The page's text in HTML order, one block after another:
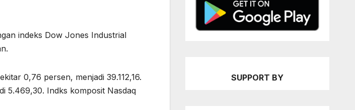
indeks Dow Jones Industrial
0,76 persen, menjadi 39.112,16.
5.469,30. Indks komposit Nasdaq
SUPPORT BY